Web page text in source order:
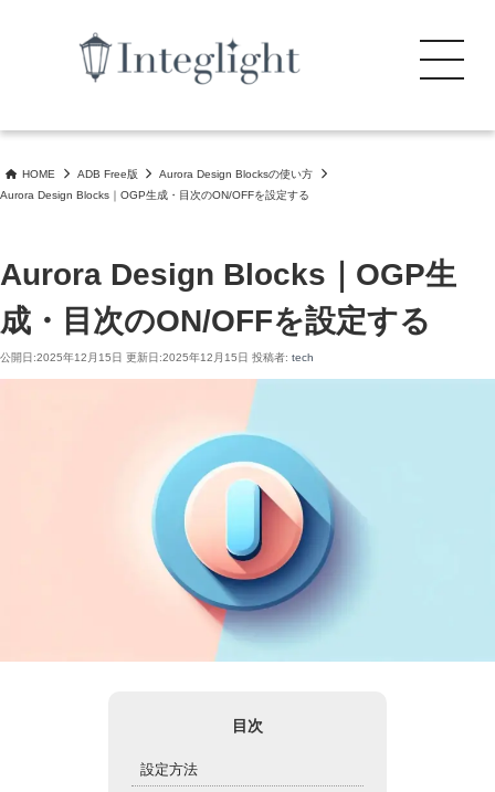
ス
プ
効率的に開始できます。
Menu
HOME ADB Free版
Aurora Design Blocksの使い方
Aurora Design Blocks｜OGP生成・目次のON/OFFを設定する
Aurora Design Blocks｜OGP生
成・目次のON/OFFを設定する
公開日:2025年12月15日 更新日:2025年12月15日 投稿者: tech
目次
設定方法